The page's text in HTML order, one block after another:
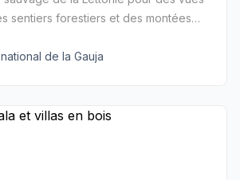
sentiers forestiers et des montées
le château de Turaida ou
de la Gauja